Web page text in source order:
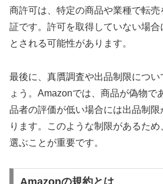
商許可は、特定の商品や業種で転
証です。許可を取得していない場
とされる可能性があります。
最後に、真贋調査や出品制限につ
ょう。Amazonでは、商品が偽物で
品者の評価が低い場合には出品制
ります。このような制限があるた
選ぶことが重要です。
Amazonの規約とは